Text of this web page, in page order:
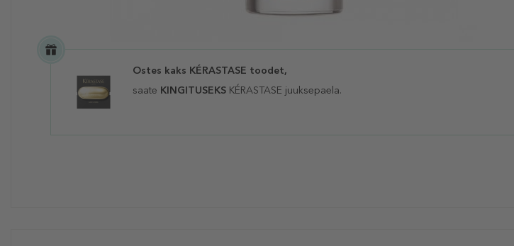
Ostes kaks KÉRASTASE toodet,
saate KINGITUSEKS KÉRASTASE juuksepaela.